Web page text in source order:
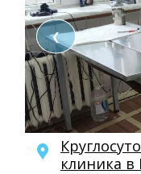
❮
клиника в